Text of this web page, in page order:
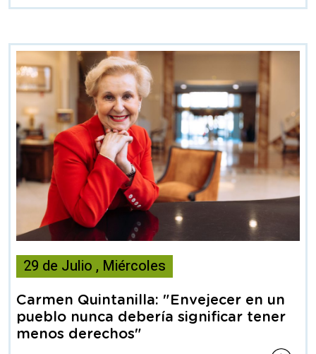
noticia
Articulo
29 de Julio , Miércoles
Carmen Quintanilla: "Envejecer en un
pueblo nunca debería significar tener
menos derechos"